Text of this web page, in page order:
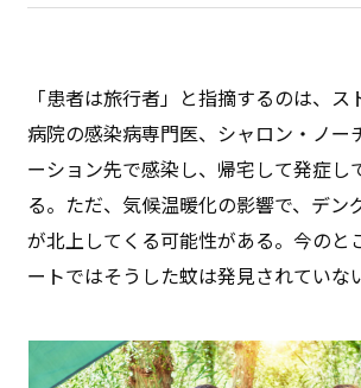
「患者は旅行者」と指摘するのは、ス
病院の感染病専門医、シャロン・ノー
ーション先で感染し、帰宅して発症し
る。ただ、気候温暖化の影響で、デン
が北上してくる可能性がある。今のと
ートではそうした蚊は発見されていな